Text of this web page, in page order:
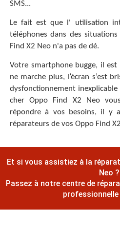
SMS...
Le fait est que l' utilisation
téléphones dans des
Find X2 Neo n'a pas de dé.
Votre smartphone bugge, il
ne marche plus, l’écran s’est
dysfonctionnement
cher Oppo Find X2 Neo
répondre à vos besoins, il y
réparateurs de vos Oppo Find
Et si vous assistiez à la
Neo ?
Passez à notre centre de
professionnelle